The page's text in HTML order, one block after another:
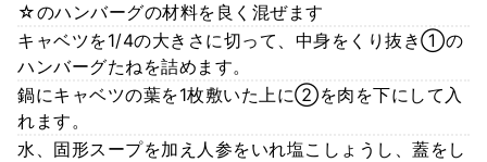
☆のハンバーグの材料を良く混ぜます
キャベツを1/4の大きさに切って、中身をくり抜き①の
ハンバーグたねを詰めます。
鍋にキャベツの葉を1枚敷いた上に②を肉を下にして入
れます。
水、固形スープを加え人参をいれ塩こしょうし、蓋をし